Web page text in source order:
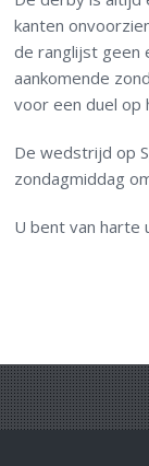
kanten
de ranglijst geen
aankomende
voor een duel op
De wedstrijd op
zondagmiddag
U bent van harte